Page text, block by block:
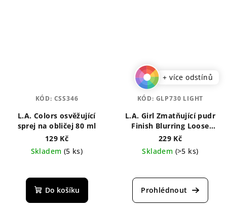
L.A. Colors osvěžující
sprej na obličej 80 ml
129 Kč
Skladem (5 ks)
hodnocení
produktu
Do košíku
KÓD: CSS346
+ více odstínů
L.A. Girl Zmatňující pudr
Finish Blurring Loose
Powder 6 g
229 Kč
Skladem (>5 ks)
hodnocení
produktu
KÓD: GLP730 LIGHT